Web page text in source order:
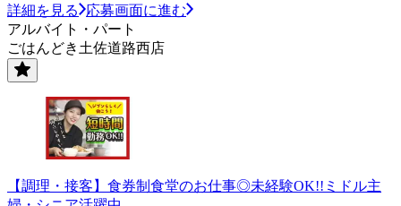
詳細を見る
応募画面に進む
アルバイト・パート
ごはんどき土佐道路西店
【調理・接客】食券制食堂のお仕事◎未経験OK!!ミドル主